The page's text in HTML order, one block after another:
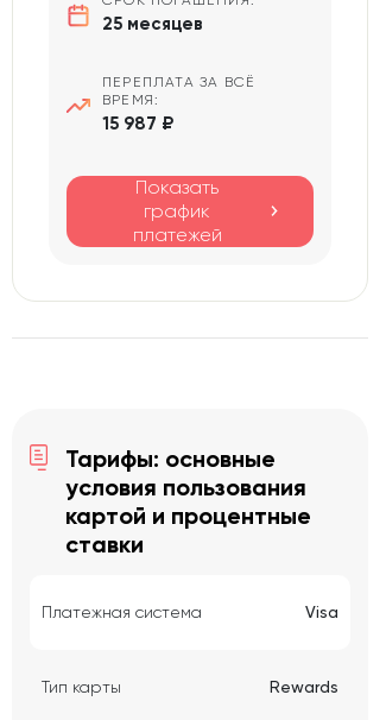
25 месяцев
ПЕРЕПЛАТА ЗА ВСЁ
ВРЕМЯ:
15 987 ₽
Показать
график
платежей
Тарифы: основные
условия пользования
картой и процентные
ставки
Платежная система Visa
Тип карты Rewards